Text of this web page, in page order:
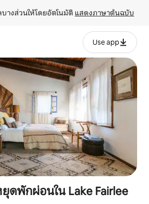
างส่วนให้โดยอัตโนมัติ แสดงภาษาต้นฉบับ
Use app
ดพักผ่อนใน Lake Fairlee